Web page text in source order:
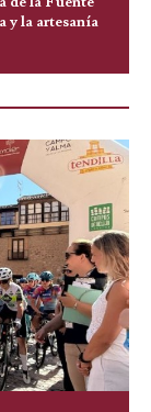
y la artesanía